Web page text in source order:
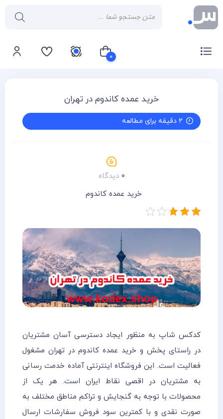
۰
سبد خرید شما خالی است
خرید عمده کاندوم در تهران
۲ دقیقه برای مطالعه
۰ دیدگاه
خرید عمده کاندوم
کدکس شاپ به منظور ایجاد دسترسی آسان مشتریان
در راستای پخش و خرید عمده کاندوم در تهران مشغول
فعالیت است. این فروشگاه اینترنتی آماده خدمت رسانی
به مشتریان در اقصی نقاط ایران است. هر یک از
محصولات با توجه به گنجایش و تراکم مناطق مختلف به
صورت نقدی و با کمترین سود فروش سفارشات ارسال